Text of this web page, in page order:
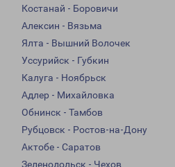
Костанай - Боровичи
Алексин - Вязьма
Ялта - Вышний Волочек
Уссурийск - Губкин
Калуга - Ноябрьск
Адлер - Михайловка
Обнинск - Тамбов
Рубцовск - Ростов-на-Дону
Актобе - Саратов
Зеленодольск - Чехов